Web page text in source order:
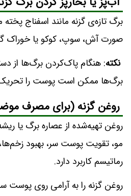
برگ تازه‌ی گزنه مانند اسفناج
صورت آش، سوپ، کوکو یا خوراک
نکته: هنگام پاک‌کردن برگ‌ها از
برگ‌ها ممکن است پوست را
روغن گزنه (برای مصرف
روغن تهیه‌شده از عصاره برگ یا
مو، تقویت پوست سر، بهبود
رماتیسم کاربرد دارد.
روغن گزنه را به آرامی روی پوست